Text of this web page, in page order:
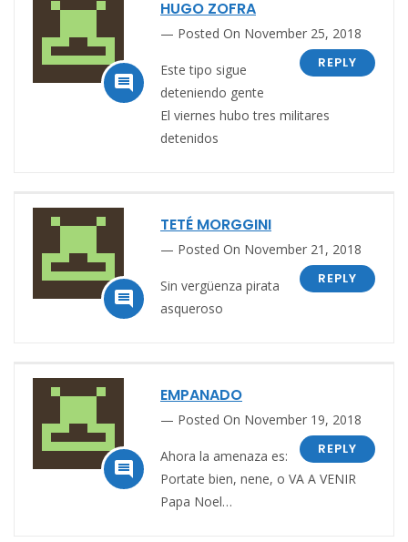

HUGO ZOFRA
Posted On November 25, 2018
REPLY
Este tipo sigue
deteniendo gente
El viernes hubo tres militares
detenidos

TETÉ MORGGINI
Posted On November 21, 2018
REPLY
Sin vergüenza pirata
asqueroso

EMPANADO
Posted On November 19, 2018
REPLY
Ahora la amenaza es:
Portate bien, nene, o VA A VENIR
Papa Noel…